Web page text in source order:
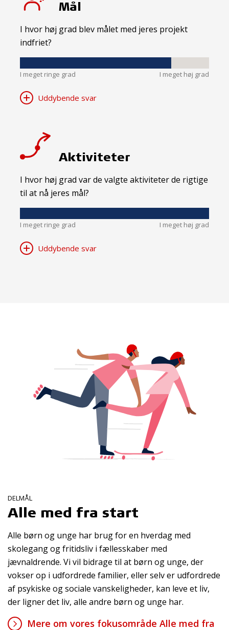
Mål
I hvor høj grad blev målet med jeres projekt
indfriet?
I meget ringe grad I meget høj grad
Uddybende svar
Aktiviteter
I hvor høj grad var de valgte aktiviteter de rigtige
til at nå jeres mål?
I meget ringe grad I meget høj grad
Uddybende svar
DELMÅL
Alle med fra start
Alle børn og unge har brug for en hverdag med
skolegang og fritidsliv i fællesskaber med
jævnaldrende. Vi vil bidrage til at børn og unge, der
vokser op i udfordrede familier, eller selv er udfordrede
af psykiske og sociale vanskeligheder, kan leve et liv,
der ligner det liv, alle andre børn og unge har.
Mere om vores fokusområde Alle med fra